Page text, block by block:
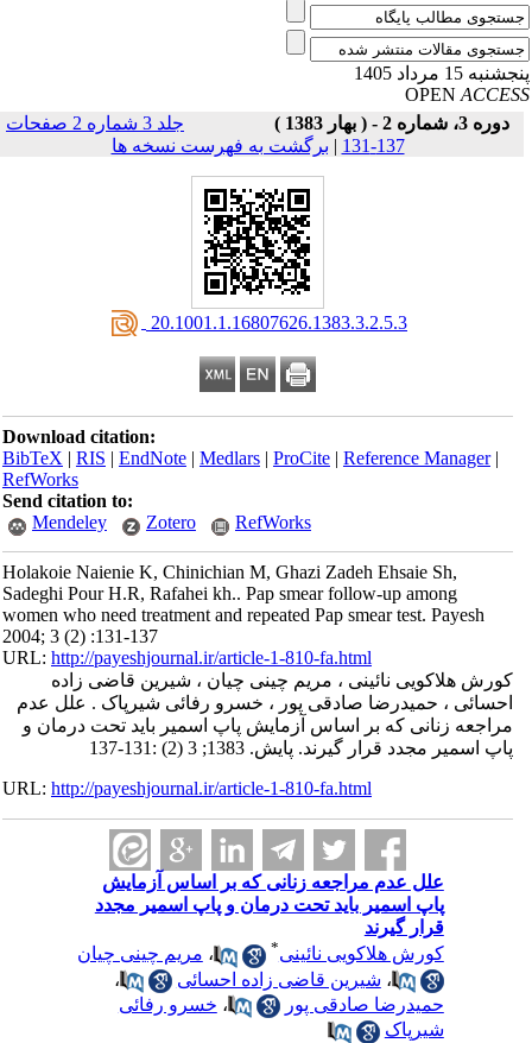
15 مرداد 1405
OPEN
دوره 3، شماره 2 - ( بهار 1383 )
جلد 3 شماره 2 صفحات
137-131
| برگشت به فهرست نسخه ها
‎ 20.1001.1.16807626.1383.3.2.5.3
Download citation:
BibTeX|RIS|EndNote|Medlars|ProCite|Reference Manager
RefWorks
Send citation to:
Mendeley
Zotero RefWorks
Holakoie Naienie K, Chinichian M, Ghazi Zadeh Ehsaie Sh,
Sadeghi Pour H.R, Rafahei kh.. Pap smear follow-up among
women who need treatment and repeated Pap smear test. Payesh
2004; 3 (2) :131-137
URL:http://payeshjournal.ir/article-1-810-fa.html
کورش هلاکویی نائینی ، مریم چینی چیان ، شیرین قاضی زاده
احسائی ، حمیدرضا صادقی پور ، خسرو رفائی شیرپاک . علل عدم
مراجعه زنانی که بر اساس آزمایش پاپ اسمیر باید تحت درمان و
پاپ اسمیر مجدد قرار گیرند. پایش. 1383; 3 (2) :131-137
URL:http://payeshjournal.ir/article-1-810-fa.html
علل عدم مراجعه زنانی که بر اساس آزمایش
پاپ اسمیر باید تحت درمان و پاپ اسمیر مجدد
قرار گیرند
کورش هلاکویی نائینی
،مریم چینی چیان
،شیرین قاضی زاده احسائی
،
حمیدرضا صادقی پور
،خسرو رفائی
شیرپاک